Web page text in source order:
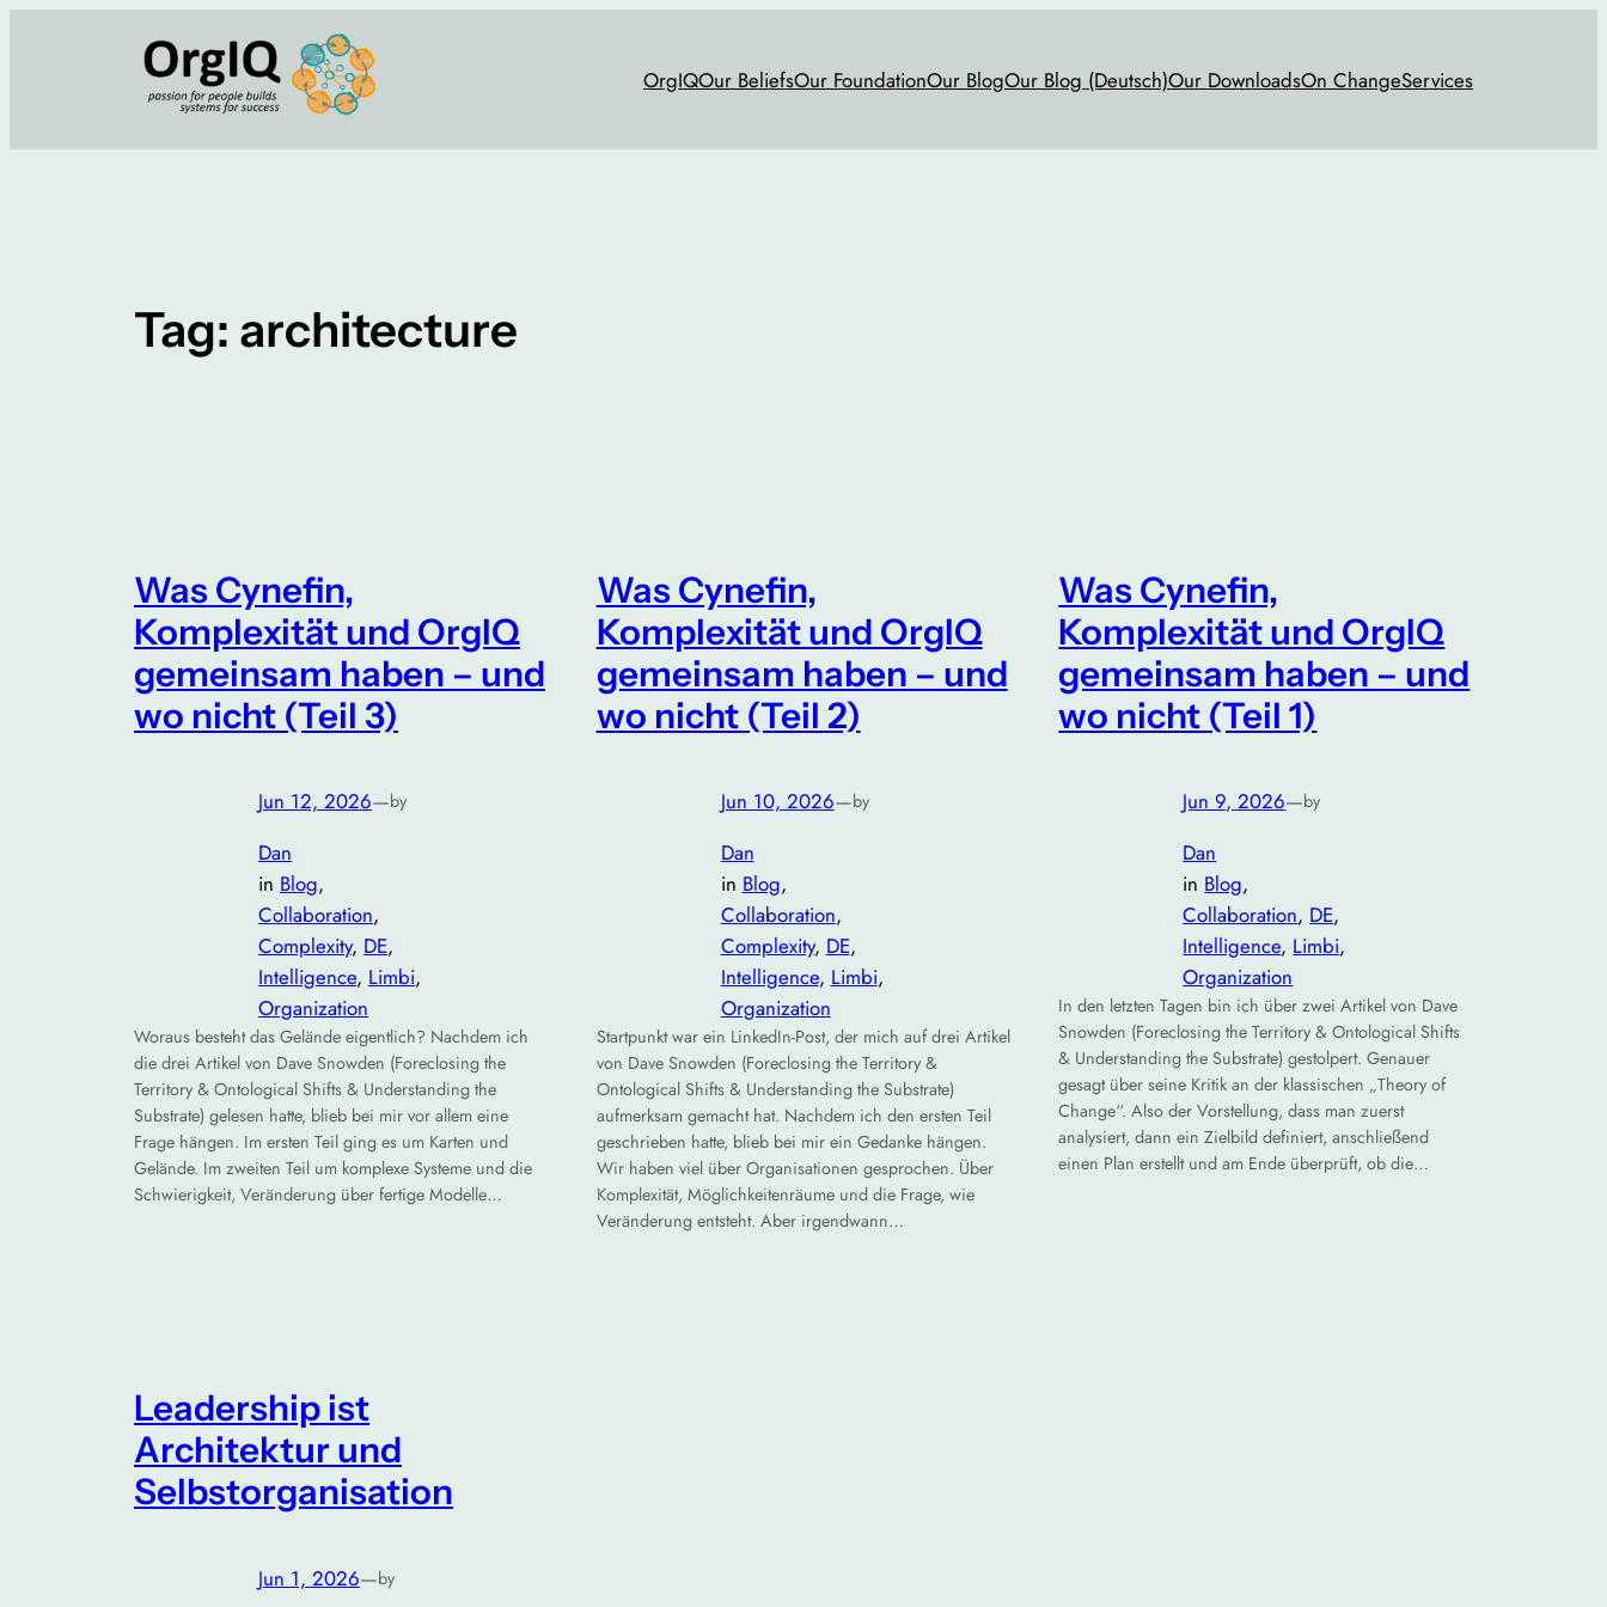
OrgIQOur BeliefsOur FoundationOur BlogOur Blog (Deutsch)Our DownloadsOn ChangeServices
Tag: architecture
Was Cynefin,
Komplexität und OrgIQ
gemeinsam haben – und
wo nicht (Teil 3)
Jun 12, 2026—by
Dan
in Blog
Collaboration
Complexity, DE
Intelligence, Limbi
Organization
Woraus besteht das Gelände eigentlich? Nachdem ich
die drei Artikel von Dave Snowden (Foreclosing the
Territory & Ontological Shifts & Understanding the
Substrate) gelesen hatte, blieb bei mir vor allem eine
Frage hängen. Im ersten Teil ging es um Karten und
Gelände. Im zweiten Teil um komplexe Systeme und die
Schwierigkeit, Veränderung über fertige Modelle…
Was Cynefin,
Komplexität und OrgIQ
gemeinsam haben – und
wo nicht (Teil 2)
Jun 10, 2026—by
Dan
in Blog
Collaboration
Complexity, DE
Intelligence, Limbi
Organization
Startpunkt war ein LinkedIn-Post, der mich auf drei Artikel
von Dave Snowden (Foreclosing the Territory &
Ontological Shifts & Understanding the Substrate)
aufmerksam gemacht hat. Nachdem ich den ersten Teil
geschrieben hatte, blieb bei mir ein Gedanke hängen.
Wir haben viel über Organisationen gesprochen. Über
Komplexität, Möglichkeitenräume und die Frage, wie
Veränderung entsteht. Aber irgendwann…
Was Cynefin,
Komplexität und OrgIQ
gemeinsam haben – und
wo nicht (Teil 1)
Jun 9, 2026—by
Dan
in Blog
Collaboration, DE
Intelligence, Limbi
Organization
In den letzten Tagen bin ich über zwei Artikel von Dave
Snowden (Foreclosing the Territory & Ontological Shifts
& Understanding the Substrate) gestolpert. Genauer
gesagt über seine Kritik an der klassischen „Theory of
Change“. Also der Vorstellung, dass man zuerst
analysiert, dann ein Zielbild definiert, anschließend
einen Plan erstellt und am Ende überprüft, ob die…
Leadership ist
Architektur und
Selbstorganisation
Jun 1, 2026—by